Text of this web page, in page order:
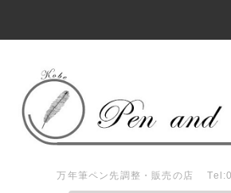
万年筆ペン先調整・販売の店